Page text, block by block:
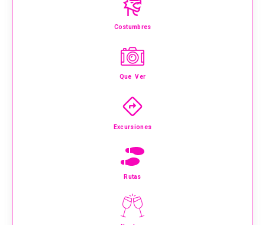
Costumbres
Que Ver
Excursiones
Rutas